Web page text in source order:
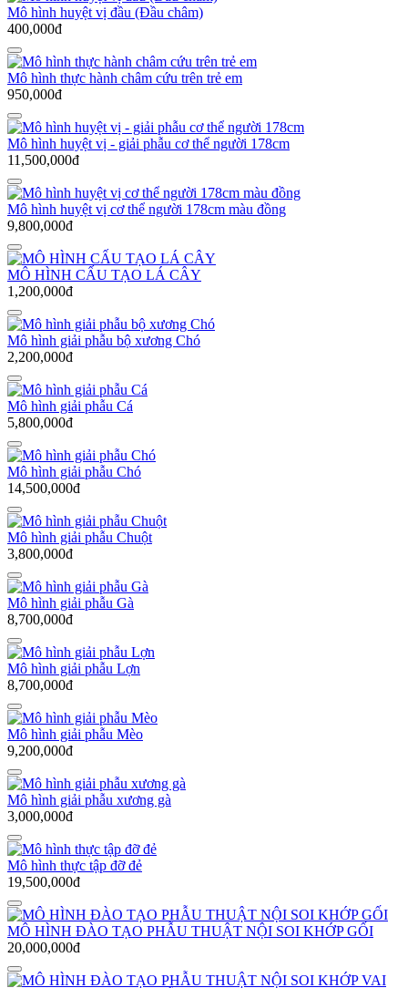
Mô hình huyệt vị đầu (Đầu châm)
400,000đ
Mô hình thực hành châm cứu trên trẻ em
950,000đ
Mô hình huyệt vị - giải phẫu cơ thể người 178cm
11,500,000đ
Mô hình huyệt vị cơ thể người 178cm màu đồng
9,800,000đ
MÔ HÌNH CẤU TẠO LÁ CÂY
1,200,000đ
Mô hình giải phẫu bộ xương Chó
2,200,000đ
Mô hình giải phẫu Cá
5,800,000đ
Mô hình giải phẫu Chó
14,500,000đ
Mô hình giải phẫu Chuột
3,800,000đ
Mô hình giải phẫu Gà
8,700,000đ
Mô hình giải phẫu Lợn
8,700,000đ
Mô hình giải phẫu Mèo
9,200,000đ
Mô hình giải phẫu xương gà
3,000,000đ
Mô hình thực tập đỡ đẻ
19,500,000đ
MÔ HÌNH ĐÀO TẠO PHẪU THUẬT NỘI SOI KHỚP GỐI
20,000,000đ